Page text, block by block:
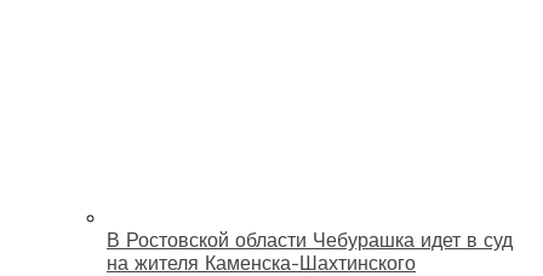
В Ростовской области Чебурашка идет в суд
на жителя Каменска-Шахтинского